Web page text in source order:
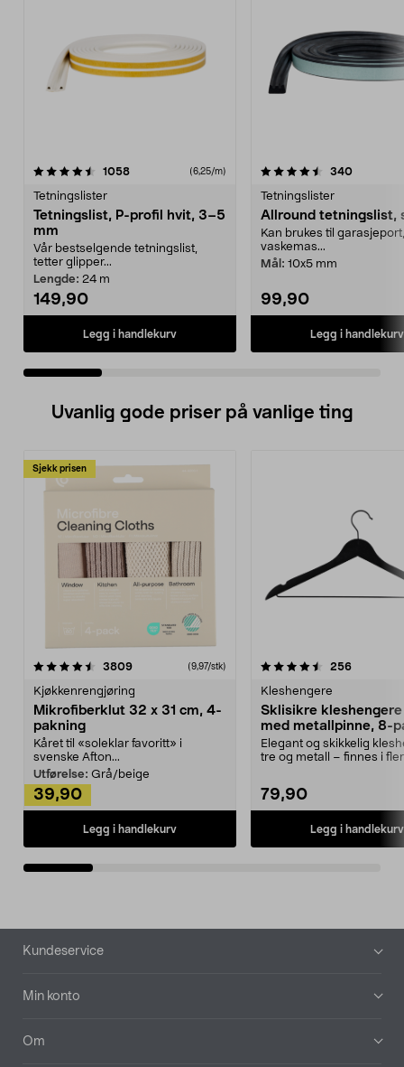
1058anmeldelser(6,25/m)
Tetningslister
Tetningslist, P-profil hvit, 3–5
mm
Vår bestselgende tetningslist,
tetter glipper...
Lengde: 24 m
149,90
Legg i handlekurv
4.5 av 5 stjerner 340
Tetningslister
Allround tetningslist,
Kan brukes til
vaskemas...
Mål: 10x5 mm
99,90
Legg i handlekurv
3.5 av 5 stjerner
Uvanlig gode priser på vanlige ting
Sjekk prisen
3809anmeldelser(9,97/stk)
Kjøkkenrengjøring
Mikrofiberklut 32 x 31 cm, 4-
pakning
Kåret til «soleklar favoritt» i
svenske Afton...
Utførelse: Grå/beige
39,90
Legg i handlekurv
4.5av 5 stjerner 256
Kleshengere
Sklisikre
med metallpinne, 8-
Elegant og skikkelig
tre og metall – finnes i
79,90
Legg i handlekurv
4.5av 5 stjerner
Bunntekst
Kundeservice
Min konto
Om